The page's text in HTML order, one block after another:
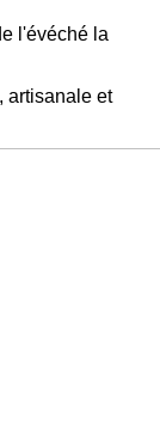
l'évéché la
artisanale et